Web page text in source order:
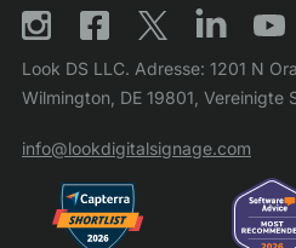
Look DS LLC. Adresse: 1201 N
Wilmington, DE 19801, Vereinigte
info@lookdigitalsignage.com